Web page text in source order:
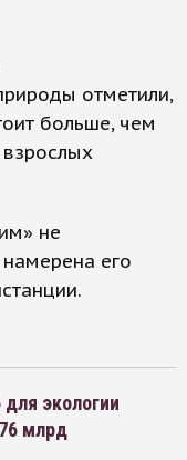
отметили,
больше, чем
не
его
экологии
млрд